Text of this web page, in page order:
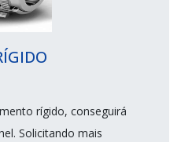
rígido, conseguirá
Solicitando mais